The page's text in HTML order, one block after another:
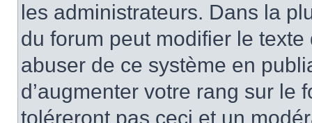
les administrateurs. Dans la
du forum peut modifier le
abuser de ce système en
d’augmenter votre rang sur le
toléreront pas ceci et un